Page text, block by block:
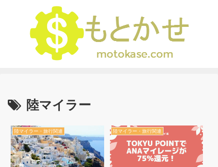
陸マイラー
陸マイラー・旅行関連 陸マイラー・旅行関連